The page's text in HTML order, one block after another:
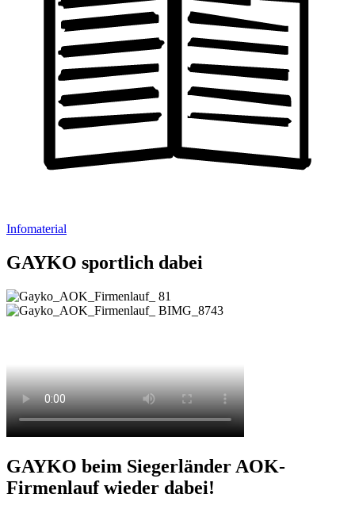
Infomaterial
GAYKO sportlich dabei
GAYKO beim Siegerländer AOK-
Firmenlauf wieder dabei!